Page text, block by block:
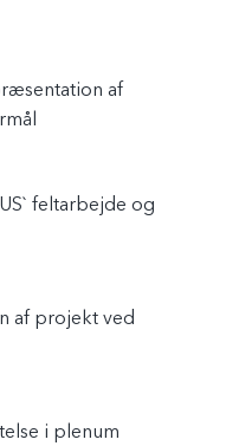
af
feltarbejde og
af projekt ved
i plenum